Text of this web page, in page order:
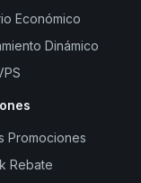
Económico
Dinámico
Promociones
Rebate